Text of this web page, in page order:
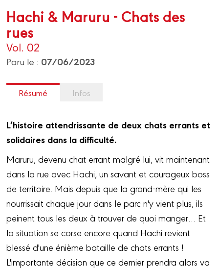
Hachi & Maruru - Chats des
rues
Vol. 02
Paru le : 07/06/2023
Résumé Infos
L’histoire attendrissante de deux chats errants et
solidaires dans la difficulté.
Maruru, devenu chat errant malgré lui, vit maintenant
dans la rue avec Hachi, un savant et courageux boss
de territoire. Mais depuis que la grand-mère qui les
nourrissait chaque jour dans le parc n'y vient plus, ils
peinent tous les deux à trouver de quoi manger… Et
la situation se corse encore quand Hachi revient
blessé d'une énième bataille de chats errants !
L'importante décision que ce dernier prendra alors va